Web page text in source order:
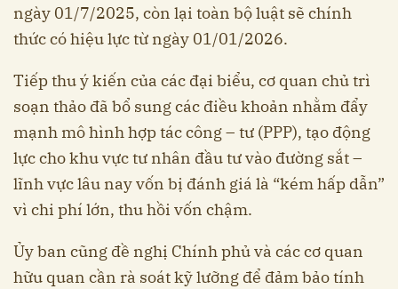
ngày 01/7/2025, còn lại toàn bộ luật sẽ chính
thức có hiệu lực từ ngày 01/01/2026.
Tiếp thu ý kiến của các đại biểu, cơ quan chủ trì
soạn thảo đã bổ sung các điều khoản nhằm đẩy
mạnh mô hình hợp tác công – tư (PPP), tạo động
lực cho khu vực tư nhân đầu tư vào đường sắt –
lĩnh vực lâu nay vốn bị đánh giá là “kém hấp dẫn”
vì chi phí lớn, thu hồi vốn chậm.
Ủy ban cũng đề nghị Chính phủ và các cơ quan
hữu quan cần rà soát kỹ lưỡng để đảm bảo tính